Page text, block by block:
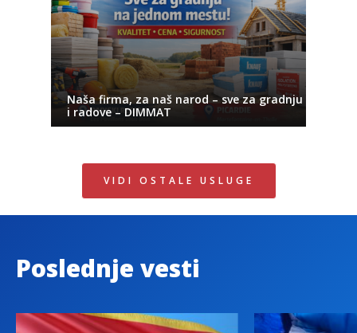
Naša firma, za naš narod – sve za gradnju
i radove – DIMMAT
VIDI OSTALE USLUGE
Poslednje vesti